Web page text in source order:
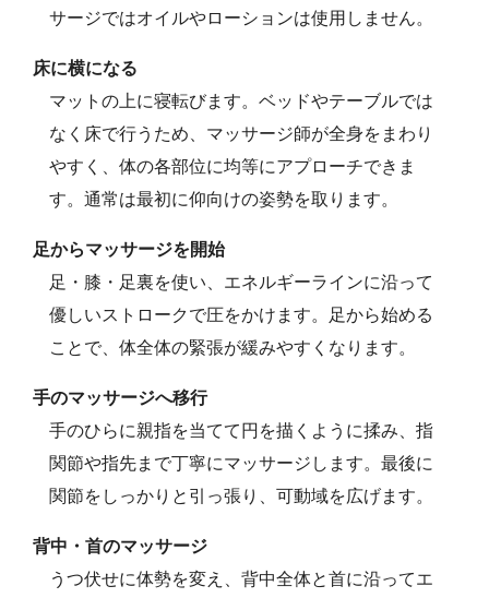
サージではオイルやローションは使用しません。
床に横になる
マットの上に寝転びます。ベッドやテーブルでは
なく床で行うため、マッサージ師が全身をまわり
やすく、体の各部位に均等にアプローチできま
す。通常は最初に仰向けの姿勢を取ります。
足からマッサージを開始
足・膝・足裏を使い、エネルギーラインに沿って
優しいストロークで圧をかけます。足から始める
ことで、体全体の緊張が緩みやすくなります。
手のマッサージへ移行
手のひらに親指を当てて円を描くように揉み、指
関節や指先まで丁寧にマッサージします。最後に
関節をしっかりと引っ張り、可動域を広げます。
背中・首のマッサージ
うつ伏せに体勢を変え、背中全体と首に沿ってエ